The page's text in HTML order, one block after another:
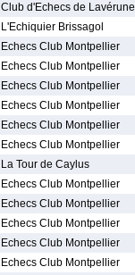
Club d'Echecs de Lavérune
L'Echiquier Brissagol
Echecs Club Montpellier
Echecs Club Montpellier
Echecs Club Montpellier
Echecs Club Montpellier
Echecs Club Montpellier
Echecs Club Montpellier
La Tour de Caylus
Echecs Club Montpellier
Echecs Club Montpellier
Echecs Club Montpellier
Echecs Club Montpellier
Echecs Club Montpellier